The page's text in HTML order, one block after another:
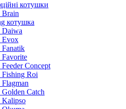
котушки
котушка
Evox
Concept
Roi
Catch